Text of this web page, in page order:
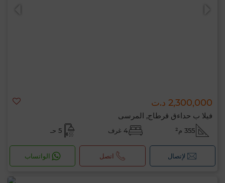
2,300,000 د.ت
فيلا ب حداءق قرطاج, المرسى
355 م² 4 غرف 5 حـ
لإتصال اتصل الواتساب